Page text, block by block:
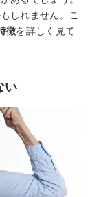
しれません。こ
徴を詳しく見て
い